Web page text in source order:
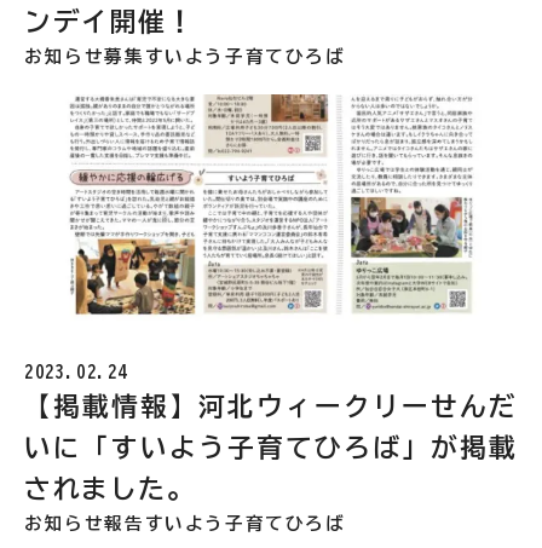
ンデイ開催！
お知らせ募集 すいよう子育てひろば
2023.02.24
【掲載情報】河北ウィークリーせんだ
いに「すいよう子育てひろば」が掲載
されました。
お知らせ報告 すいよう子育てひろば